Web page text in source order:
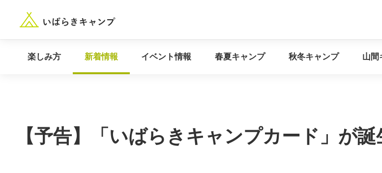
“いばらき”のキャンプ場を探す
楽しみ方 新着情報 イベント情報 春夏キャンプ 秋冬キャンプ 山間
【予告】「いばらきキャンプカード」が誕